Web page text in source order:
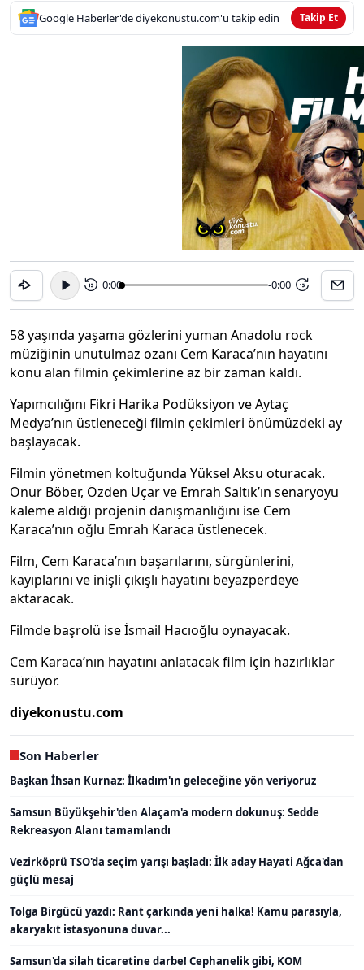
Google Haberler'de diyekonustu.com'u takip edin Takip Et
15 0:00 -0:00 15
58 yaşında yaşama gözlerini yuman Anadolu rock
müziğinin unutulmaz ozanı Cem Karaca’nın hayatını
konu alan filmin çekimlerine az bir zaman kaldı.
Yapımcılığını Fikri Harika Podüksiyon ve Aytaç
Medya’nın üstleneceği filmin çekimleri önümüzdeki ay
başlayacak.
Filmin yönetmen koltuğunda Yüksel Aksu oturacak.
Onur Böber, Özden Uçar ve Emrah Saltık’ın senaryoyu
kaleme aldığı projenin danışmanlığını ise Cem
Karaca’nın oğlu Emrah Karaca üstlenecek.
Film, Cem Karaca’nın başarılarını, sürgünlerini,
kayıplarını ve inişli çıkışlı hayatını beyazperdeye
aktaracak.
Filmde başrolü ise İsmail Hacıoğlu oynayacak.
Cem Karaca’nın hayatını anlatacak film için hazırlıklar
sürüyor.
diyekonustu.com
Son Haberler
Başkan İhsan Kurnaz: İlkadım'ın geleceğine yön veriyoruz
Samsun Büyükşehir'den Alaçam'a modern dokunuş: Sedde
Rekreasyon Alanı tamamlandı
Vezirköprü TSO'da seçim yarışı başladı: İlk aday Hayati Ağca'dan
güçlü mesaj
Tolga Birgücü yazdı: Rant çarkında yeni halka! Kamu parasıyla,
akaryakıt istasyonuna duvar...
Samsun'da silah ticaretine darbe! Cephanelik gibi, KOM